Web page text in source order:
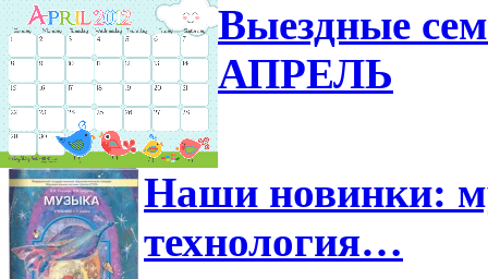
Выездные
АПРЕЛЬ
Наши новинки:
технология…